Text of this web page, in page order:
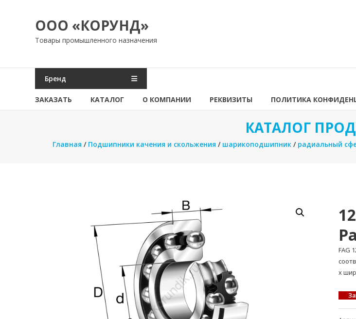
содержимомуООО «КОРУНД»
Товары промышленного назначения
Бренд
ЗАКАЗАТЬ КАТАЛОГ О КОМПАНИИ РЕКВИЗИТЫ ПОЛИТИКА
КАТАЛОГ
Главная / Подшипники качения и скольжения / шарикоподшипник/ радиальный
FAG
x